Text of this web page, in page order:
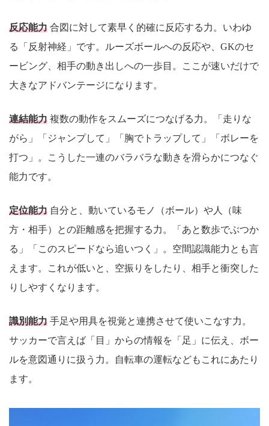
反応能力 合図に対して素早く的確に反応する力。いわゆ
る「反射神経」です。ルーズボールへの反応や、GKのセ
ービング、相手の動き出しへの一歩目。ここが速いだけで
大きなアドバンテージになります。
連結能力 複数の動作をスムーズにつなげる力。「走りな
がら」「ジャンプして」「胸でトラップして」「ボレーを
打つ」。こうした一連のバラバラな動きを滑らかにつなぐ
能力です。
定位能力 自分と、動いているモノ（ボール）や人（味
方・相手）との距離感を把握する力。「あと数歩でぶつか
る」「このスピードなら追いつく」。空間認識能力とも言
えます。これが低いと、空振りをしたり、相手と衝突した
りしやすくなります。
識別能力 手足や用具を視覚と連携させて使いこなす力。
サッカーで言えば「目」からの情報を「足」に伝え、ボー
ルを意図通りに扱う力。自転車の運転などもこれにあたり
ます。